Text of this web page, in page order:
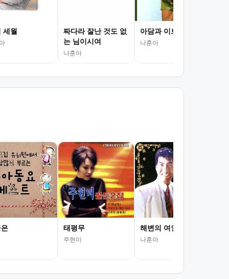
세월
짜다라 잘난 것도 없
는 님이시여
나훈아
아담과 이브처럼
나훈아
태평무
주현미
해변의 여인
나훈아